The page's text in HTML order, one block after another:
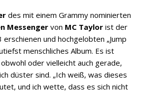
des mit einem Grammy nominierten
Messengervon MC Taylor ist der
und hochgelobten „Jump
menschliches Album. Es ist
oder vielleicht auch gerade,
düster sind. „Ich weiß, was dieses
und ich wette, dass es sich nicht